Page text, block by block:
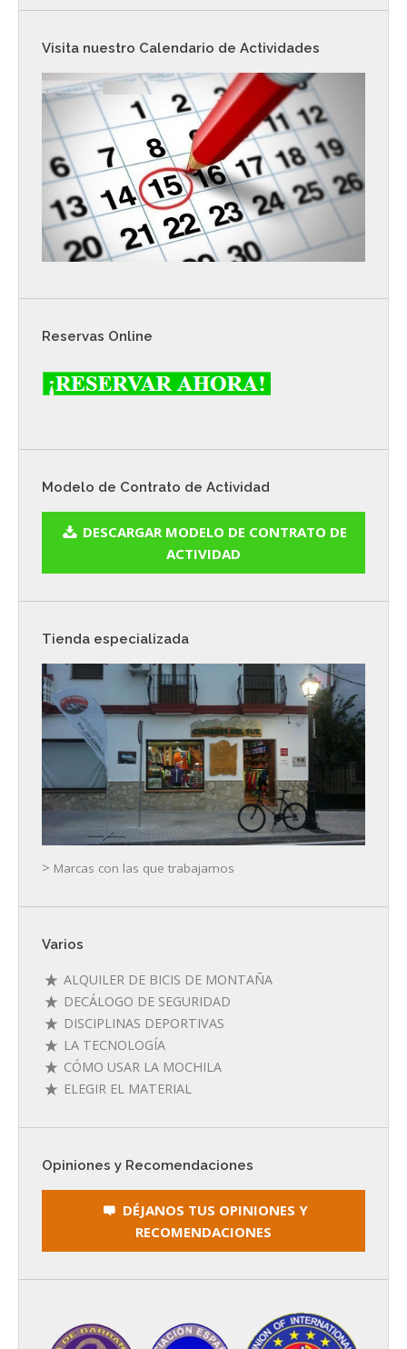
Visita nuestro Calendario de Actividades
Reservas Online
Modelo de Contrato de Actividad
DESCARGAR MODELO DE CONTRATO DE
ACTIVIDAD
Tienda especializada
> Marcas con las que trabajamos
Varios
ALQUILER DE BICIS DE MONTAÑA
DECÁLOGO DE SEGURIDAD
DISCIPLINAS DEPORTIVAS
LA TECNOLOGÍA
CÓMO USAR LA MOCHILA
ELEGIR EL MATERIAL
Opiniones y Recomendaciones
DÉJANOS TUS OPINIONES Y
RECOMENDACIONES